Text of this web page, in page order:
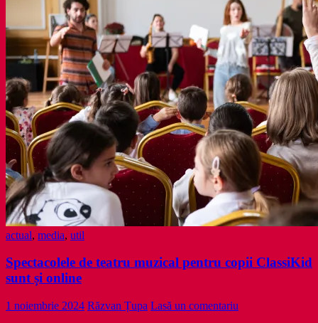
actual, media, util
Spectacolele de teatru muzical pentru copii ClassiKid
sunt și online
1 noiembrie 2024 Răzvan Țupa Lasă un comentariu